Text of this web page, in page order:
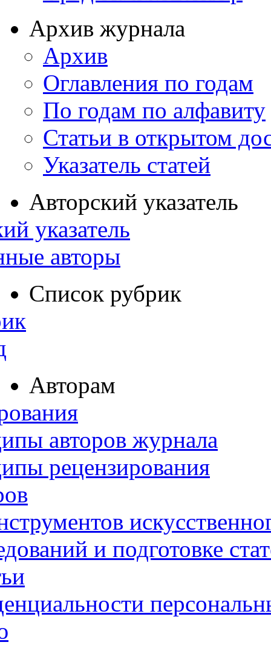
Архив журнала
Архив
Оглавления по годам
По годам по алфавиту
Статьи в открытом
Указатель статей
Авторский указатель
указатель
авторы
Список рубрик
Авторам
авторов журнала
рецензирования
и подготовке